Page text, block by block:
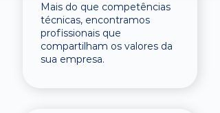
Mais do que competências
técnicas, encontramos
profissionais que
compartilham os valores da
sua empresa.